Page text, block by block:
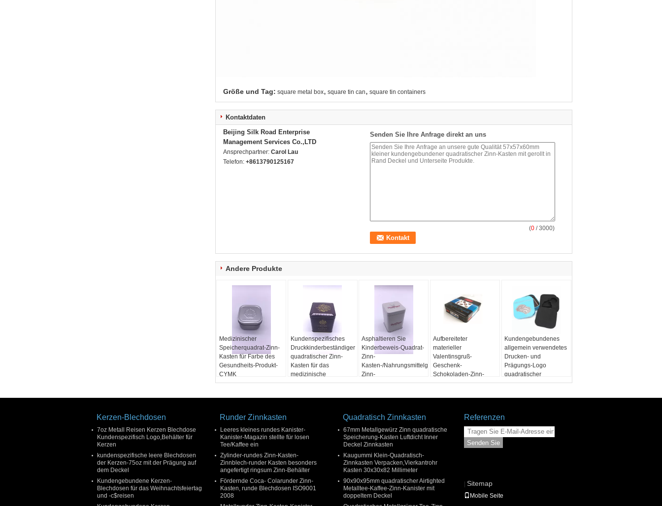
Größe und Tag: square metal box, square tin can, square tin containers
Kontaktdaten
Beijing Silk Road Enterprise
Management Services Co.,LTD
Ansprechpartner: Carol Lau
Telefon: +8613790125167
Senden Sie Ihre Anfrage direkt an uns
(0 / 3000)
Andere Produkte
Medizinischer
Speicherquadrat-Zinn-
Kasten für Farbe des
Gesundheits-Produkt-
CYMK
Kundenspezifisches
Druckkinderbeständiger
quadratischer Zinn-
Kasten für das
medizinische
Verpacken
Asphaltieren Sie
Kinderbeweis-Quadrat-
Zinn-
Kasten-/Nahrungsmittelgrad-
Zinn-
Verpackenbehälter
Aufbereiteter
materieller
Valentinsgruß-
Geschenk-
Schokoladen-Zinn-
Kasten-/Rechteck-
Kundengebundenes
allgemein verwendetes
Drucken- und
Prägungs-Logo
quadratischer
Metallzinnkasten/Blechdose
Kerzen-Blechdosen
7oz Metall Reisen Kerzen Blechdose
Kundenspezifisch Logo,Behälter für
Kerzen
kundenspezifische leere Blechdosen
der Kerzen-75oz mit der Prägung auf
dem Deckel
Kundengebundene Kerzen-
Blechdosen für das Weihnachtsfeiertag
und -c$reisen
Runder Zinnkasten
Leeres kleines rundes Kanister-
Kanister-Magazin stellte für losen
Tee/Kaffee ein
Zylinder-rundes Zinn-Kasten-
Zinnblech-runder Kasten besonders
angefertigt ringsum Zinn-Behälter
Fördernde Coca- Colarunder Zinn-
Kasten, runde Blechdosen ISO9001
2008
Quadratisch Zinnkasten
67mm Metallgewürz Zinn quadratische
Speicherung-Kasten Luftdicht Inner
Deckel Zinnkasten
Kaugummi Klein-Quadratisch-
Zinnkasten Verpacken,Vierkantrohr
Kasten 30x30x82 Millimeter
90x90x95mm quadratischer Airtighted
Metalltee-Kaffee-Zinn-Kanister mit
doppeltem Deckel
Referenzen
Senden Sie
Sitemap
Mobile Seite